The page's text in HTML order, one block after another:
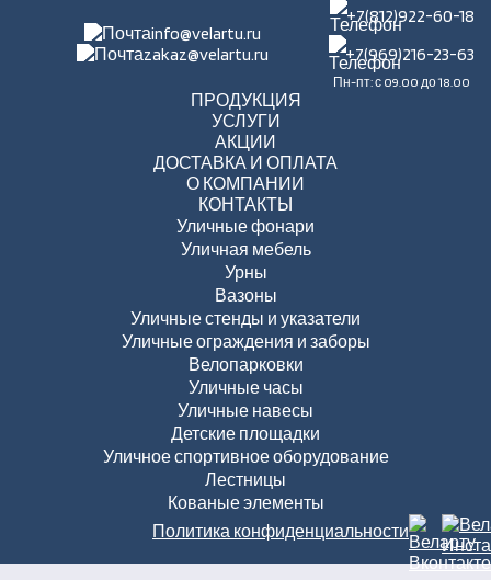
info@velartu.ru
zakaz@velartu.ru
+7(812)922-60-18
+7(969)216-23-63
Пн-пт: с 09.00 до 18.00
ПРОДУКЦИЯ
УСЛУГИ
АКЦИИ
ДОСТАВКА И ОПЛАТА
О КОМПАНИИ
КОНТАКТЫ
Уличные фонари
Уличная мебель
Урны
Вазоны
Уличные стенды и указатели
Уличные ограждения и заборы
Велопарковки
Уличные часы
Уличные навесы
Детские площадки
Уличное спортивное оборудование
Лестницы
Кованые элементы
Политика конфиденциальности